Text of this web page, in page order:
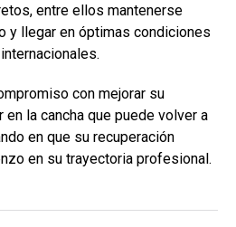
entre ellos mantenerse
y llegar en óptimas condiciones
con mejorar su
la cancha que puede volver a
en que su recuperación
en su trayectoria profesional.